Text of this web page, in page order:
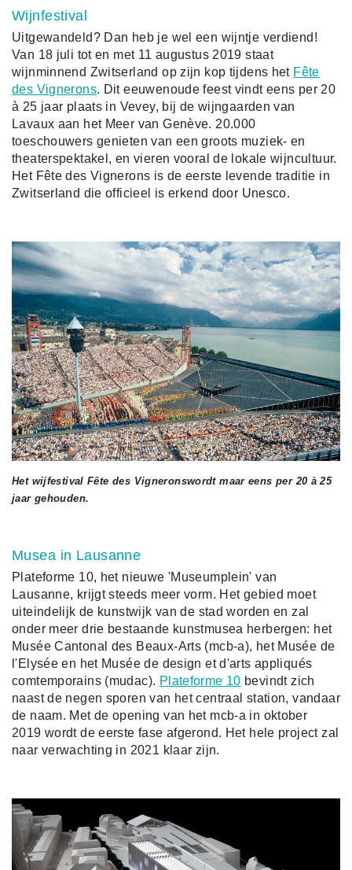
Wijnfestival
Uitgewandeld? Dan heb je wel een wijntje verdiend!
Van 18 juli tot en met 11 augustus 2019 staat
wijnminnend Zwitserland op zijn kop tijdens het Fête
des Vignerons. Dit eeuwenoude feest vindt eens per 20
à 25 jaar plaats in Vevey, bij de wijngaarden van
Lavaux aan het Meer van Genève. 20.000
toeschouwers genieten van een groots muziek- en
theaterspektakel, en vieren vooral de lokale wijncultuur.
Het Fête des Vignerons is de eerste levende traditie in
Zwitserland die officieel is erkend door Unesco.
Het wijfestival Fête des Vigneronswordt maar eens per 20 à 25
jaar gehouden.
Musea in Lausanne
Plateforme 10, het nieuwe 'Museumplein' van
Lausanne, krijgt steeds meer vorm. Het gebied moet
uiteindelijk de kunstwijk van de stad worden en zal
onder meer drie bestaande kunstmusea herbergen: het
Musée Cantonal des Beaux-Arts (mcb-a), het Musée de
l'Elysée en het Musée de design et d'arts appliqués
comtemporains (mudac). Plateforme 10 bevindt zich
naast de negen sporen van het centraal station, vandaar
de naam. Met de opening van het mcb-a in oktober
2019 wordt de eerste fase afgerond. Het hele project zal
naar verwachting in 2021 klaar zijn.